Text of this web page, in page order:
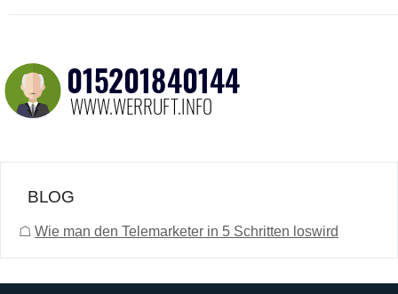
BLOG
☖ Wie man den Telemarketer in 5 Schritten loswird